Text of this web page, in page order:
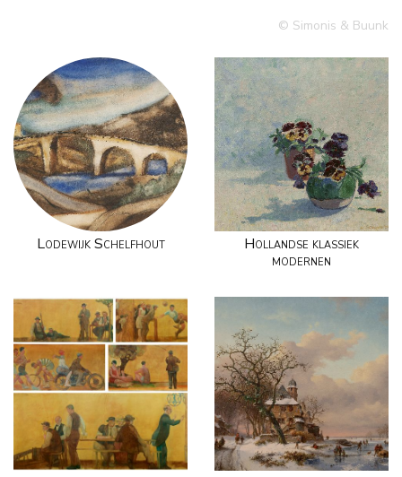
© Simonis & Buunk
Lodewijk Schelfhout
Hollandse klassiek
modernen